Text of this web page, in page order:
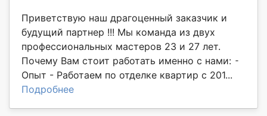
Приветствую наш драгоценный заказчик и
будущий партнер !!! Мы команда из двух
профессиональных мастеров 23 и 27 лет.
Почему Вам стоит работать именно с нами: ⁃
Опыт - Работаем по отделке квартир с 201...
Подробнее